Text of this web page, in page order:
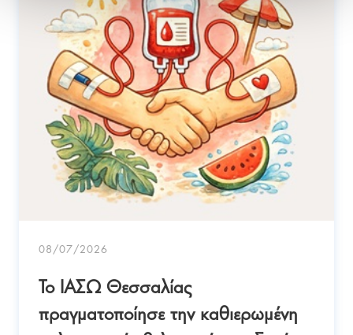
08/07/2026
Το ΙΑΣΩ Θεσσαλίας
πραγματοποίησε την καθιερωμένη